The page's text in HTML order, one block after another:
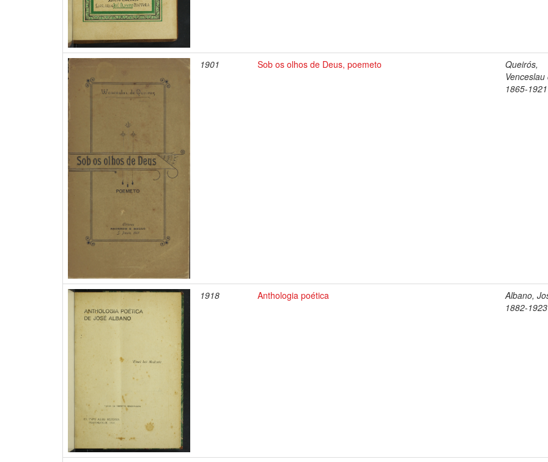
1901 Sob os olhos de Deus, poemeto
Queirós,
Venceslau
1865-1921
1918 Anthologia poética
Albano,
1882-1923